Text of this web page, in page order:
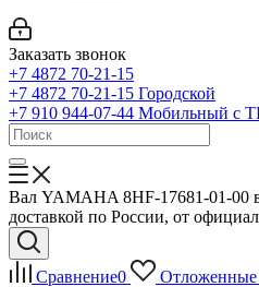
Заказать звонок
+7 4872 70-21-15
+7 4872 70-21-15 Городской
+7 910 944-07-44 Мобильный с
Вал YAMAHA 8HF-17681-01-00
доставкой по России, от
Сравнение0 Отложенные